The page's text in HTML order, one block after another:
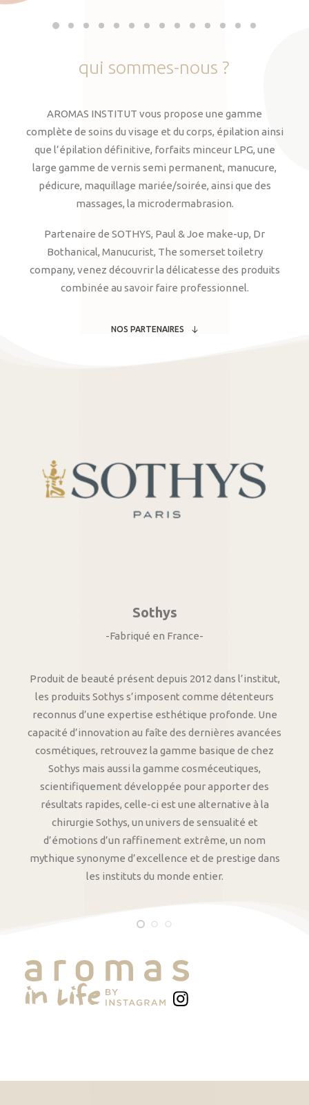
qui sommes-nous ?
AROMAS INSTITUT vous propose une gamme
complète de soins du visage et du corps, épilation ainsi
que l’épilation définitive, forfaits minceur LPG, une
large gamme de vernis semi permanent, manucure,
pédicure, maquillage mariée/soirée, ainsi que des
massages, la microdermabrasion.
Partenaire de SOTHYS, Paul & Joe make-up, Dr
Bothanical, Manucurist, The somerset toiletry
company, venez découvrir la délicatesse des produits
combinée au savoir faire professionnel.
NOS PARTENAIRES
Sothys
-Fabriqué en France-
Produit de beauté présent depuis 2012 dans l’institut,
les produits Sothys s’imposent comme détenteurs
reconnus d’une expertise esthétique profonde. Une
capacité d’innovation au faîte des dernières avancées
cosmétiques, retrouvez la gamme basique de chez
Sothys mais aussi la gamme cosméceutiques,
scientifiquement développée pour apporter des
résultats rapides, celle-ci est une alternative à la
chirurgie Sothys, un univers de sensualité et
d’émotions d’un raffinement extrême, un nom
mythique synonyme d’excellence et de prestige dans
les instituts du monde entier.